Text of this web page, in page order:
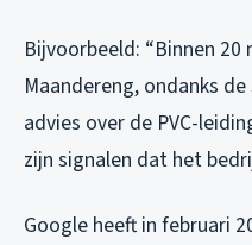
Bijvoorbeeld: “Binnen
Maandereng, ondanks
advies over de PVC-
zijn signalen dat het
Google heeft in februari